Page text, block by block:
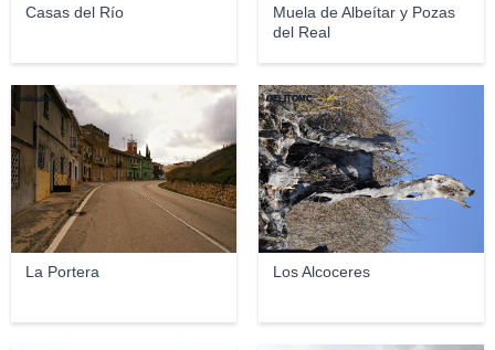
Casas del Río
Muela de Albeítar y Pozas
del Real
La Portera
milouba
Los Alcoceres
GELITOMC